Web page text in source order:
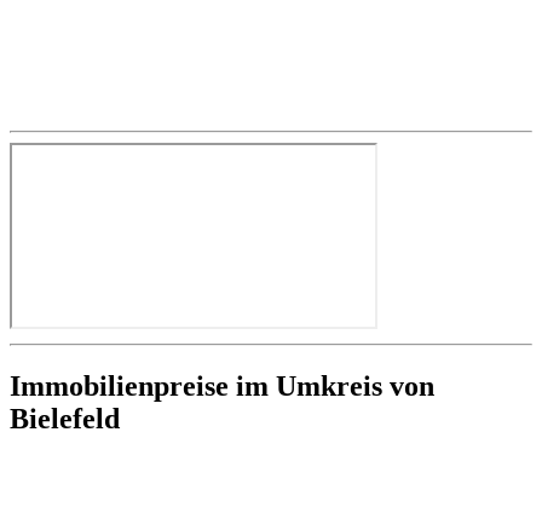
Immobilienpreise im Umkreis von
Bielefeld